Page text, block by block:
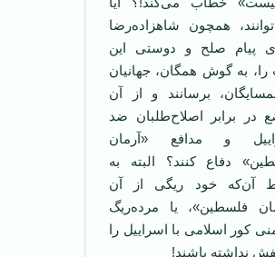
همچون شاهزاده‌رضا
پیام صلح و دوستی این
را، به گوش همگان، جهانیان
برسانند و از آن
در برابر اصلاح‌طلبان ضد
و مدافع «آرمان
دفاع کنند؟ البته به
آن‌که خود ریگی از آن
فلسطین»، یا مرده‌ریگ
کور اسلامی با اسراییل را
نداشته باشند!